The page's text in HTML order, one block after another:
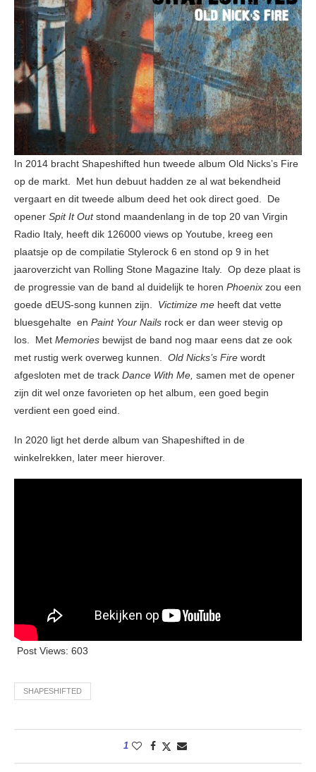
In 2014 bracht Shapeshifted hun tweede album Old Nicks’s Fire
op de markt. Met hun debuut hadden ze al wat bekendheid
vergaart en dit tweede album deed het ook direct goed. De
opener Spit It Outstond maandenlang in de top 20 van Virgin
Radio Italy, heeft dik 126000 views op Youtube, kreeg een
plaatsje op de compilatie Stylerock 6 en stond op 9 in het
jaaroverzicht van Rolling Stone Magazine Italy. Op deze plaat is
de progressie van de band al duidelijk te horen Phoenix zou een
goede dEUS-song kunnen zijn. Victimize me heeft dat vette
bluesgehalte en Paint Your Nails rock er dan weer stevig op
los. Met Memories bewijst de band nog maar eens dat ze ook
met rustig werk overweg kunnen. Old Nicks’s Fire wordt
afgesloten met de track Dance With Me, samen met de opener
zijn dit wel onze favorieten op het album, een goed begin
verdient een goed eind.
In 2020 ligt het derde album van Shapeshifted in de
winkelrekken, later meer hierover.
Post Views: 603
SHAPESHIFTED
1